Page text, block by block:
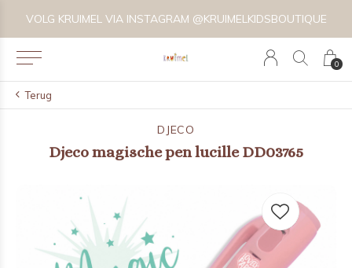
0
VOLG KRUIMEL VIA INSTAGRAM @KRUIMELKIDSBOUTIQUE
Terug
DJECO
Djeco magische pen lucille DD03765